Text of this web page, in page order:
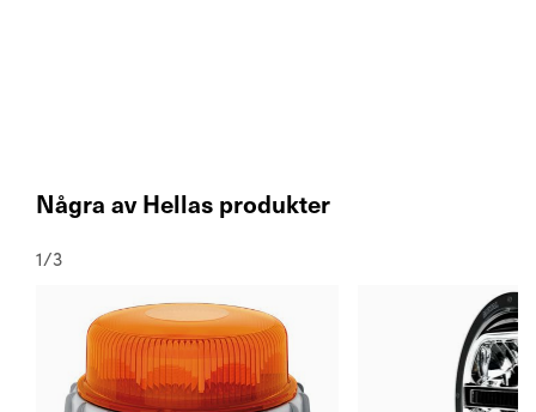
Några av Hellas produkter
1/3